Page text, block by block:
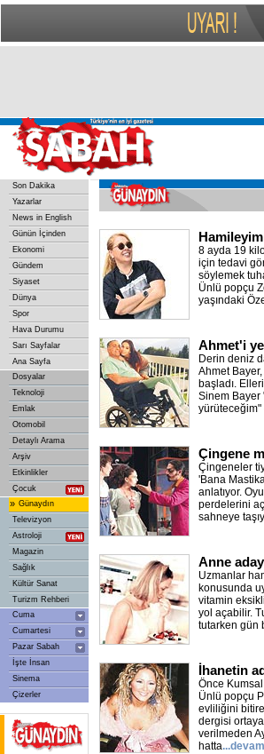
Son Dakika
Yazarlar
News in English
Günün İçinden
Ekonomi
Gündem
Siyaset
Dünya
Spor
Hava Durumu
Sarı Sayfalar
Ana Sayfa
Dosyalar
Teknoloji
Emlak
Otomobil
Detaylı Arama
Arşiv
Etkinlikler
Çocuk
» Günaydın
Televizyon
Astroloji
Magazin
Sağlık
Kültür Sanat
Turizm Rehberi
Cuma
Cumartesi
Pazar Sabah
İşte İnsan
Sinema
Çizerler
8 ayda 19
için tedavi
söylemek
Ünlü popçu
yaşındaki
Ahmet'i
Derin deniz
Ahmet
başladı.
Sinem Bayer
yürüteceğim"
Çingene
Çingeneler
'Bana
anlatıyor.
perdelerini
sahneye
Anne
Uzmanlar
konusunda
vitamin
yol açabilir.
tutarken gün
İhanetin
Önce
Ünlü popçu
evliliğini
dergisi ortaya
verilmeden
hatta